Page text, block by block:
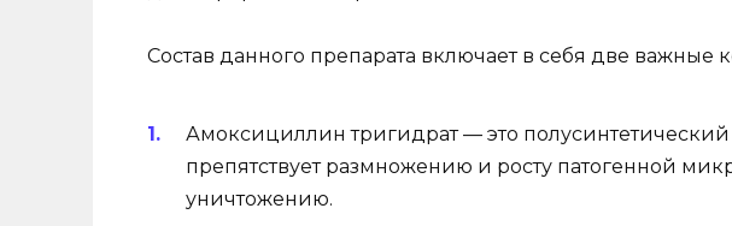
Состав данного препарата включает в себя две важные
Амоксициллин тригидрат — это
препятствует размножению и росту патогенной
уничтожению.